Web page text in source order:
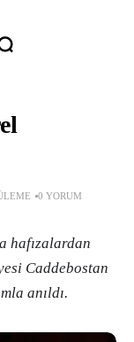
0 YORUM
hafızalardan
Caddebostan
anıldı.